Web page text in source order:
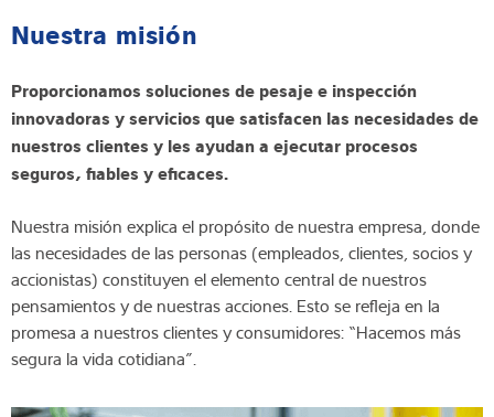
Nuestra misión
Proporcionamos soluciones de pesaje e inspección
innovadoras y servicios que satisfacen las necesidades de
nuestros clientes y les ayudan a ejecutar procesos
seguros, fiables y eficaces.
Nuestra misión explica el propósito de nuestra empresa, donde
las necesidades de las personas (empleados, clientes, socios y
accionistas) constituyen el elemento central de nuestros
pensamientos y de nuestras acciones. Esto se refleja en la
promesa a nuestros clientes y consumidores: “Hacemos más
segura la vida cotidiana”.